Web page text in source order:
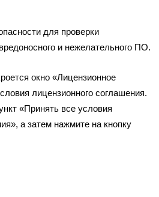
для проверки
и нежелательного ПО.
окно «Лицензионное
лицензионного соглашения.
«Принять все условия
а затем нажмите на кнопку